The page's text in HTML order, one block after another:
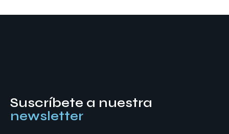
Suscríbete a nuestra
newsletter